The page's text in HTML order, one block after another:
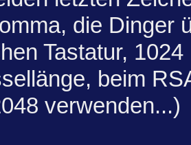
die Dinger
Tastatur, 1024
beim
verwenden...)